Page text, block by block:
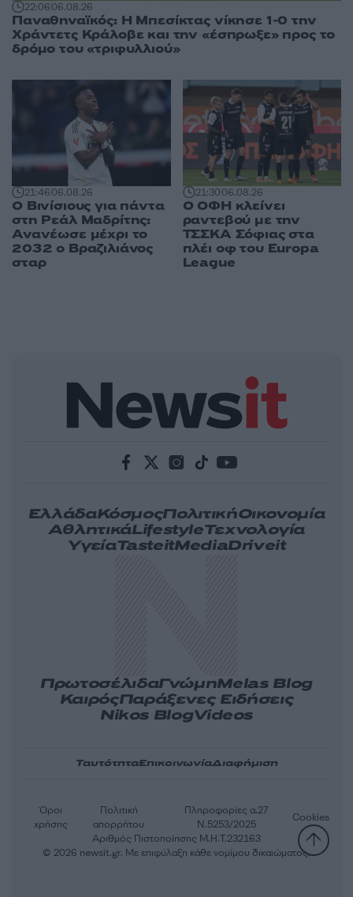
22:0606.08.26
Παναθηναϊκός: Η Μπεσίκτας νίκησε 1-0 την
Χράντετς Κράλοβε και την «έσπρωξε» προς το
δρόμο του «τριφυλλιού»
21:4606.08.26
Ο Βινίσιους για πάντα
στη Ρεάλ Μαδρίτης:
Ανανέωσε μέχρι το
2032 ο Βραζιλιάνος
σταρ
21:3006.08.26
Ο ΟΦΗ κλείνει
ραντεβού με την
ΤΣΣΚΑ Σόφιας στα
πλέι οφ του Europa
League
ΕλλάδαΚόσμοςΠολιτικήΟικονομία
ΑθλητικάLifestyleΤεχνολογία
ΥγείαTasteitMediaDriveit
ΠρωτοσέλιδαΓνώμηMelas Blog
ΚαιρόςΠαράξενες Ειδήσεις
Nikos BlogVideos
ΤαυτότηταΕπικοινωνίαΔιαφήμιση
Αριθμός Πιστοποίησης Μ.Η.Τ.232163
Όροι
χρήσης
Πολιτική
απορρήτου
Πληροφορίες α.27
Ν.5253/2025
Cookies
© 2026 newsit.gr. Με επιφύλαξη κάθε νομίμου δικαιώματος.